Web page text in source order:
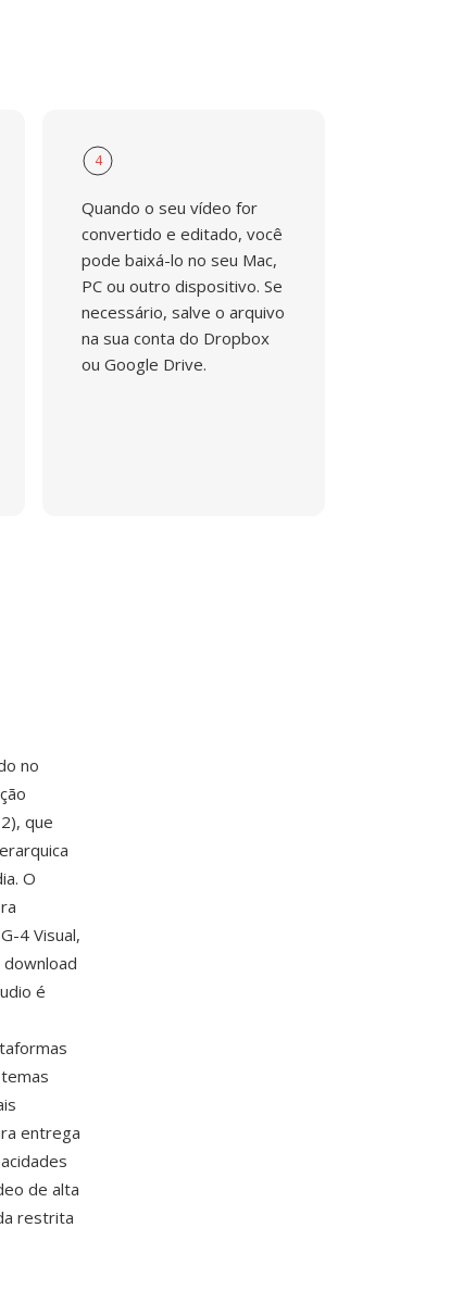
4
Quando o seu vídeo for
convertido e editado, você
pode baixá-lo no seu Mac,
PC ou outro dispositivo. Se
necessário, salve o arquivo
na sua conta do Dropbox
ou Google Drive.
no
que
O
4 Visual,
é
entrega
de alta
restrita